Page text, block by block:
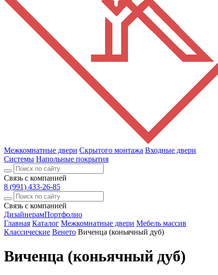
Межкомнатные двери Скрытого монтажа Входные двери
Системы Напольные покрытия
Связь с компанией
8 (991) 433-26-85
Связь с компанией
ДизайнерамПортфолио
Главная Каталог Межкомнатные двери Мебель массив
Классические Венето Виченца (коньячный дуб)
Виченца (коньячный дуб)